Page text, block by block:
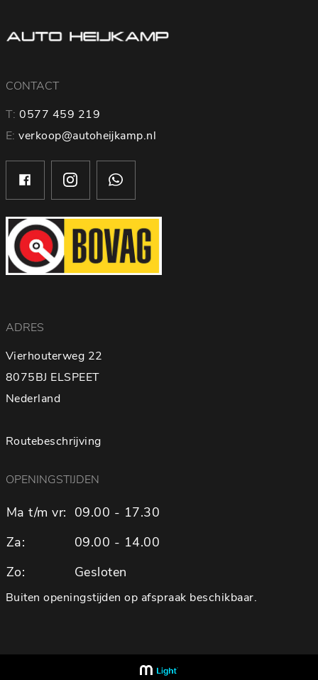
CONTACT
T: 0577 459 219
E: verkoop@autoheijkamp.nl
ADRES
Vierhouterweg 22
8075BJ ELSPEET
Nederland
Routebeschrijving
OPENINGSTIJDEN
Ma t/m vr: 09.00 - 17.30
Za:
09.00 - 14.00
Zo:
Gesloten
Buiten openingstijden op afspraak beschikbaar.